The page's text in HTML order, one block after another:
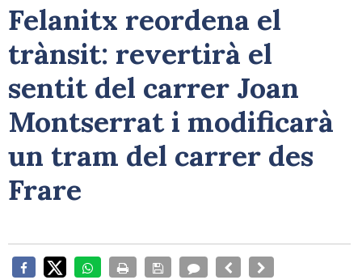
Felanitx reordena el
trànsit: revertirà el
sentit del carrer Joan
Montserrat i modificarà
un tram del carrer des
Frare